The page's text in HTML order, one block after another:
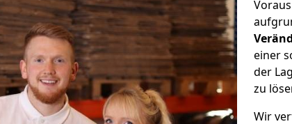
einer
der
zu
Wir